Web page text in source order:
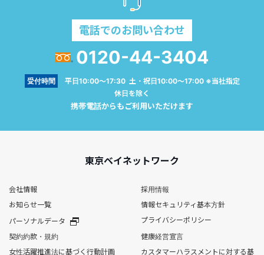
電話でのお問い合わせ
0120-44-3404
受付時間
平日10:00～17:30 土・祝日10:00～17:00 ※当社指定
休日を除く
携帯電話からもご利用いただけます
東京ベイネットワーク
会社情報
採用情報
お知らせ一覧
情報セキュリティ基本方針
パーソナルデータ
プライバシーポリシー
契約約款・規約
健康経営宣言
女性活躍推進法に基づく行動計画
カスタマーハラスメントに対する基